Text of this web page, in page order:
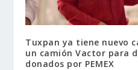
Tuxpan ya tiene nuevo
un camión Vactor para
donados por PEMEX